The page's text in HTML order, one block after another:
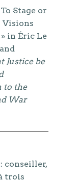
Stage or
Visions
in Éric Le
Justice be
to the
War
conseiller,
trois